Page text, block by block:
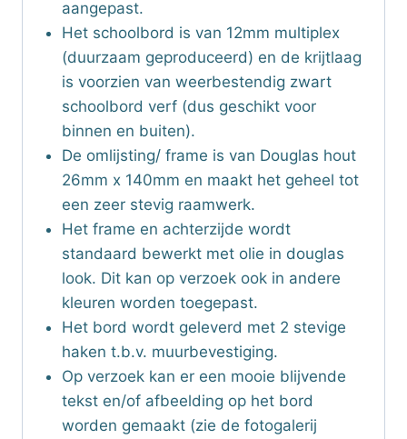
aangepast.
Het schoolbord is van 12mm multiplex
(duurzaam geproduceerd) en de krijtlaag
is voorzien van weerbestendig zwart
schoolbord verf (dus geschikt voor
binnen en buiten).
De omlijsting/ frame is van Douglas hout
26mm x 140mm en maakt het geheel tot
een zeer stevig raamwerk.
Het frame en achterzijde wordt
standaard bewerkt met olie in douglas
look. Dit kan op verzoek ook in andere
kleuren worden toegepast.
Het bord wordt geleverd met 2 stevige
haken t.b.v. muurbevestiging.
Op verzoek kan er een mooie blijvende
tekst en/of afbeelding op het bord
worden gemaakt (zie de fotogalerij